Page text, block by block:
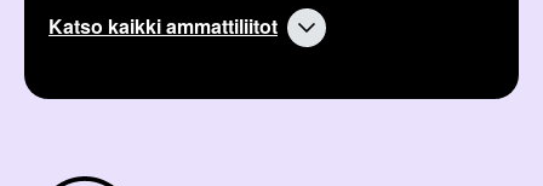
Katso kaikki ammattiliitot